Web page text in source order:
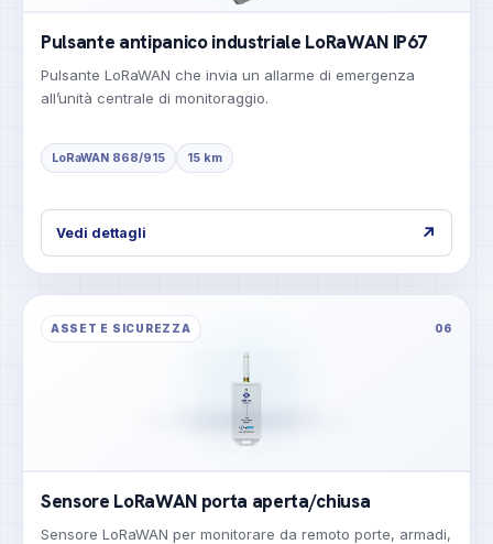
Pulsante antipanico industriale LoRaWAN IP67
Pulsante LoRaWAN che invia un allarme di emergenza
all’unità centrale di monitoraggio.
LoRaWAN 868/915 15 km
Vedi dettagli ↗
ASSET E SICUREZZA 06
Sensore LoRaWAN porta aperta/chiusa
Sensore LoRaWAN per monitorare da remoto porte, armadi,